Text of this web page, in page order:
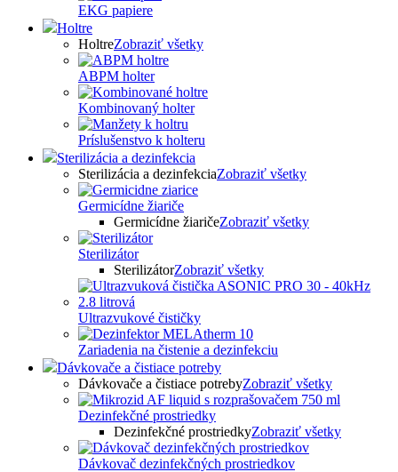
EKG papiere
Holtre
HoltreZobraziť všetky
ABPM holter
Kombinovaný holter
Príslušenstvo k holteru
Sterilizácia a dezinfekcia
Sterilizácia a dezinfekciaZobraziť všetky
Germicídne žiariče
Germicídne žiaričeZobraziť všetky
Sterilizátor
SterilizátorZobraziť všetky
Ultrazvukové čističky
Zariadenia na čistenie a dezinfekciu
Dávkovače a čistiace potreby
Dávkovače a čistiace potrebyZobraziť všetky
Dezinfekčné prostriedky
Dezinfekčné prostriedkyZobraziť všetky
Dávkovač dezinfekčných prostriedkov